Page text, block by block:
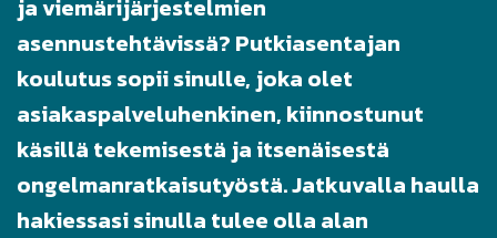
ja viemärijärjestelmien
asennustehtävissä? Putkiasentajan
koulutus sopii sinulle, joka olet
asiakaspalveluhenkinen, kiinnostunut
käsillä tekemisestä ja itsenäisestä
ongelmanratkaisutyöstä. Jatkuvalla haulla
hakiessasi sinulla tulee olla alan